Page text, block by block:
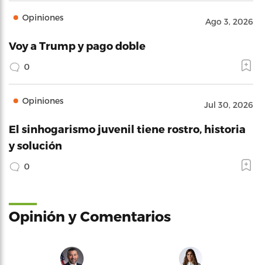
Opiniones Ago 3, 2026
Voy a Trump y pago doble
0
Opiniones Jul 30, 2026
El sinhogarismo juvenil tiene rostro, historia
y solución
0
Opinión y Comentarios